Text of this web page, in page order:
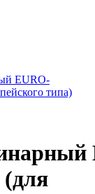
EURO-
типа)